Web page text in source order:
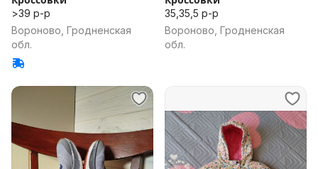
>39 р-р
Вороново, Гродненская
обл.
35,35,5 р-р
Вороново, Гродненская
обл.